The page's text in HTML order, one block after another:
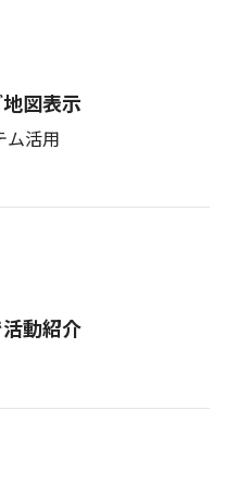
図表示
ム活用
動紹介